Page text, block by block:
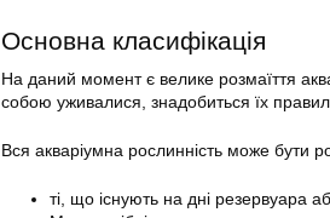
Основна класифікація
На даний момент є велике розмаїття
собою уживалися, знадобиться їх
Вся акваріумна рослинність може бути
ті, що існують на дні резервуара